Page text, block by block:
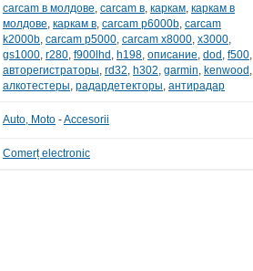
carcam в молдове, carcam в, каркам, каркам в
молдове, каркам в, carcam p6000b, carcam
k2000b, carcam p5000, carcam x8000, x3000,
gs1000, r280, f900lhd , h198, описание, dod , f500,
авторегистраторы, rd32, h302, garmin, kenwood ,
алкотестеры, радардетекторы, антирадар
Auto, Moto -Accesorii
Comerț electronic